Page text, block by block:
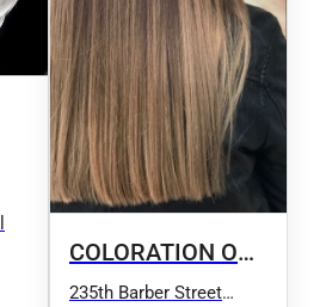
COLORATION OU
DÉCOLORATION
235th Barber Street